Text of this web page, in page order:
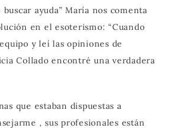
ayuda” María nos comenta
en el esoterismo: “Cuando
y leí las opiniones de
Collado encontré una verdadera
que estaban dispuestas a
, sus profesionales están